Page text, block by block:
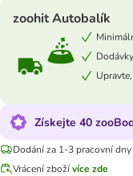
zoohit Autobalík
Získejte 40
Dodání za 1-3 pracovní dny
Vrácení zbožívíce zde